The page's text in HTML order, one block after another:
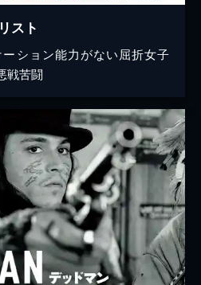
スト
ション能力がない屈折女子
戦苦闘